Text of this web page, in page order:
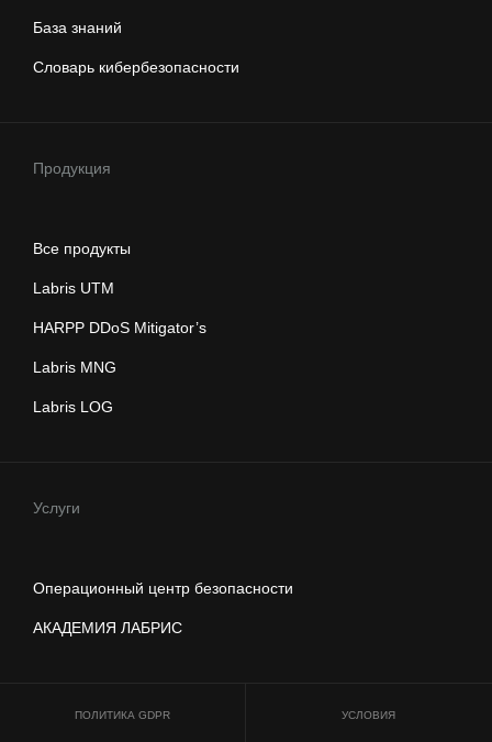
База знаний
Словарь кибербезопасности
Продукция
Все продукты
Labris UTM
HARPP DDoS Mitigator’s
Labris MNG
Labris LOG
Услуги
Операционный центр безопасности
АКАДЕМИЯ ЛАБРИС
ПОЛИТИКА GDPR УСЛОВИЯ